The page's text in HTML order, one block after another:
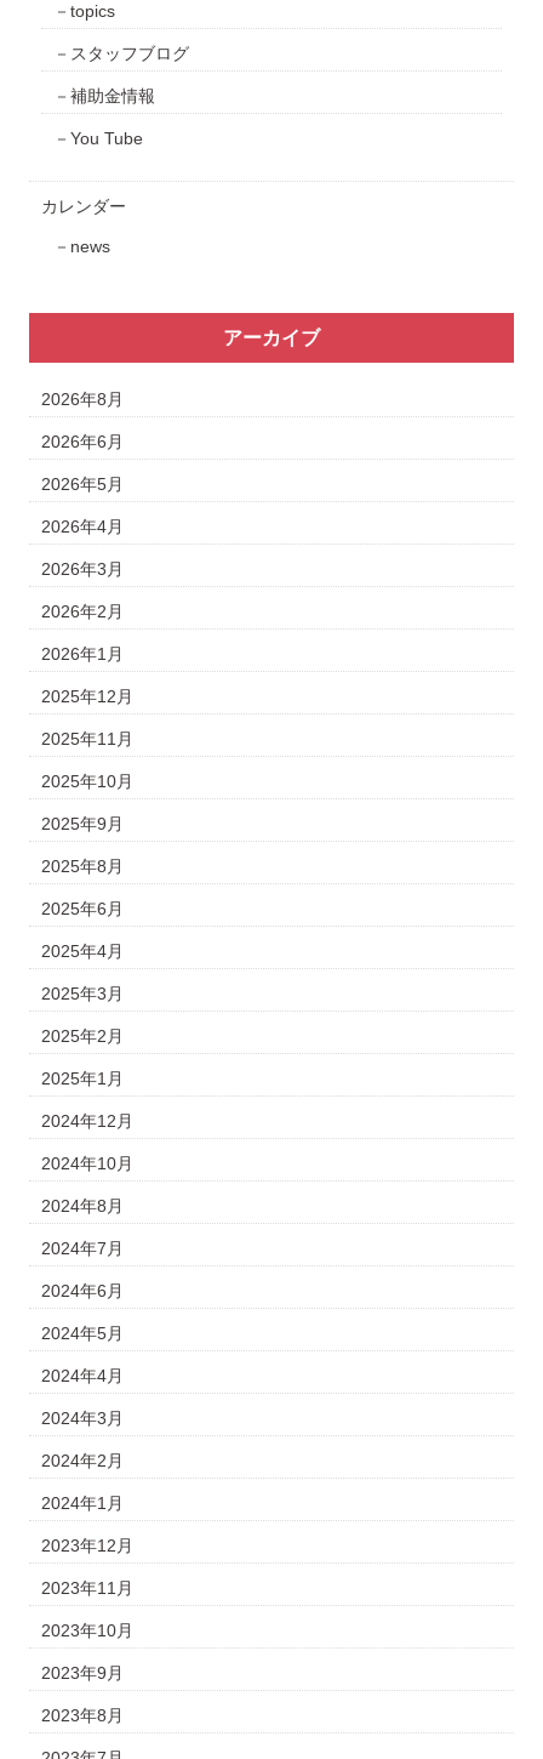
topics
スタッフブログ
補助金情報
You Tube
カレンダー
news
アーカイブ
2026年8月
2026年6月
2026年5月
2026年4月
2026年3月
2026年2月
2026年1月
2025年12月
2025年11月
2025年10月
2025年9月
2025年8月
2025年6月
2025年4月
2025年3月
2025年2月
2025年1月
2024年12月
2024年10月
2024年8月
2024年7月
2024年6月
2024年5月
2024年4月
2024年3月
2024年2月
2024年1月
2023年12月
2023年11月
2023年10月
2023年9月
2023年8月